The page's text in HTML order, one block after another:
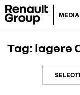
MEDIA
Tag: lagere